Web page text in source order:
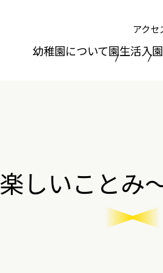
アクセ
幼稚園について園生活入
楽しいことみ